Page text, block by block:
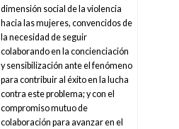
dimensión social de la violencia
hacia las mujeres, convencidos de
la necesidad de seguir
colaborando en la concienciación
y sensibilización ante el fenómeno
para contribuir al éxito en la lucha
contra este problema; y con el
compromiso mutuo de
colaboración para avanzar en el